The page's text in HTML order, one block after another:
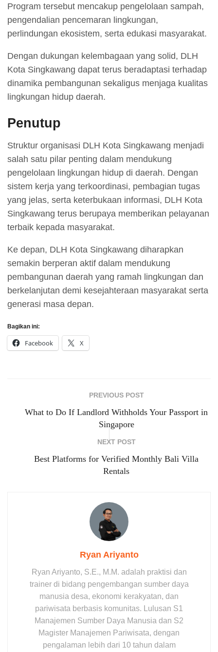
Program tersebut mencakup pengelolaan sampah,
pengendalian pencemaran lingkungan,
perlindungan ekosistem, serta edukasi masyarakat.
Dengan dukungan kelembagaan yang solid, DLH
Kota Singkawang dapat terus beradaptasi terhadap
dinamika pembangunan sekaligus menjaga kualitas
lingkungan hidup daerah.
Penutup
Struktur organisasi DLH Kota Singkawang menjadi
salah satu pilar penting dalam mendukung
pengelolaan lingkungan hidup di daerah. Dengan
sistem kerja yang terkoordinasi, pembagian tugas
yang jelas, serta keterbukaan informasi, DLH Kota
Singkawang terus berupaya memberikan pelayanan
terbaik kepada masyarakat.
Ke depan, DLH Kota Singkawang diharapkan
semakin berperan aktif dalam mendukung
pembangunan daerah yang ramah lingkungan dan
berkelanjutan demi kesejahteraan masyarakat serta
generasi masa depan.
Bagikan ini:
Facebook X
PREVIOUS POST
What to Do If Landlord Withholds Your Passport in
Singapore
NEXT POST
Best Platforms for Verified Monthly Bali Villa
Rentals
Ryan Ariyanto
Ryan Ariyanto, S.E., M.M. adalah praktisi dan
trainer di bidang pengembangan sumber daya
manusia desa, ekonomi kerakyatan, dan
pariwisata berbasis komunitas. Lulusan S1
Manajemen Sumber Daya Manusia dan S2
Magister Manajemen Pariwisata, dengan
pengalaman lebih dari 10 tahun dalam